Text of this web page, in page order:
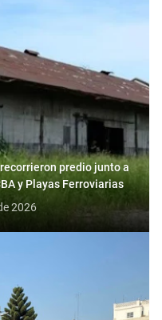
predio junto a
y Playas Ferroviarias
2026